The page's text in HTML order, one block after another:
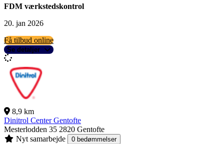
FDM værkstedskontrol
20. jan 2026
Få tilbud online
Se detaljer
8,9 km
Dinitrol Center Gentofte
Mesterlodden 35 2820 Gentofte
Nyt samarbejde
0 bedømmelser